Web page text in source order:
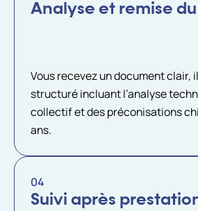
Analyse et remise
Vous recevez un document clair,
structuré incluant l’analyse
collectif et des préconisations
ans.
04
Suivi après